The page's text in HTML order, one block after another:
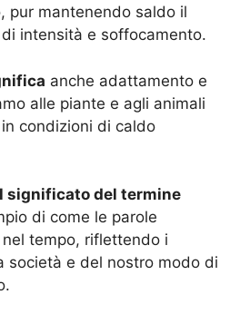
pur mantenendo saldo il
di intensità e soffocamento.
anche adattamento e
alle piante e agli animali
condizioni di caldo
significato del termine
di come le parole
tempo, riflettendo i
società e del nostro modo di